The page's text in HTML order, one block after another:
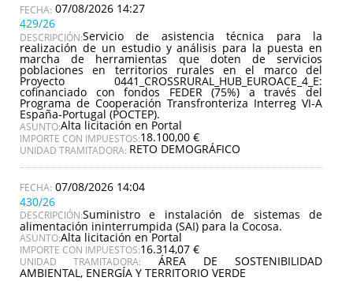
07/08/2026 14:27
429/26
DESCRIPCIÓN:Servicio de asistencia técnica para la
realización de un estudio y análisis para la puesta en
marcha de herramientas que doten de servicios
poblaciones en territorios rurales en el marco del
Proyecto 0441_CROSSRURAL_HUB_EUROACE_4_E:
cofinanciado con fondos FEDER (75%) a través del
Programa de Cooperación Transfronteriza Interreg VI-A
España-Portugal (POCTEP).
ASUNTO:Alta licitación en Portal
IMPORTE CON IMPUESTOS:18.100,00 €
UNIDAD TRAMITADORA: RETO DEMOGRÁFICO
07/08/2026 14:04
430/26
DESCRIPCIÓN:Suministro e instalación de sistemas de
alimentación ininterrumpida (SAI) para la Cocosa.
ASUNTO:Alta licitación en Portal
IMPORTE CON IMPUESTOS:16.314,07 €
UNIDAD TRAMITADORA: ÁREA DE SOSTENIBILIDAD
AMBIENTAL, ENERGÍA Y TERRITORIO VERDE